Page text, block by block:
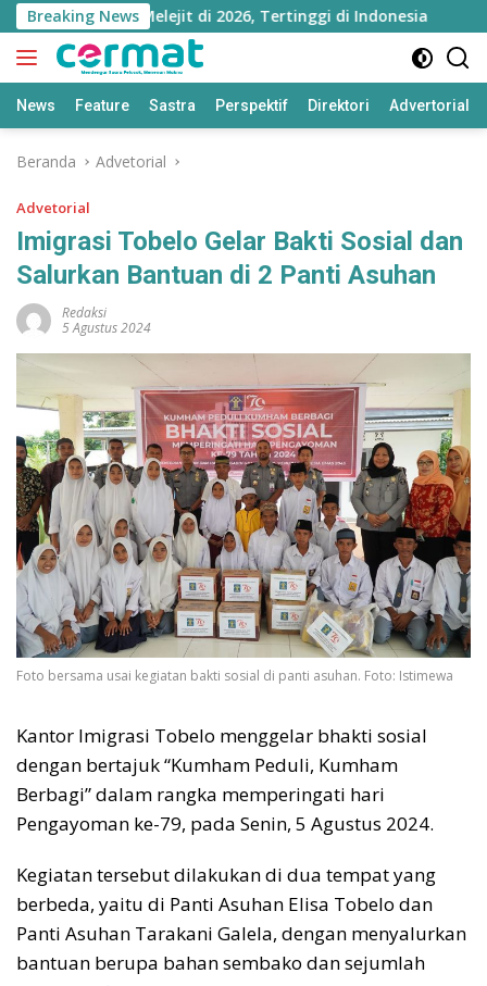
Langsung
ke
konten
Breaking News
Utara Melejit di 2026, Tertinggi di Indonesia
News Feature Sastra Perspektif Direktori Advertorial
Beranda Advetorial
Advetorial
Imigrasi Tobelo Gelar Bakti Sosial dan
Salurkan Bantuan di 2 Panti Asuhan
Redaksi
5 Agustus 2024
Foto bersama usai kegiatan bakti sosial di panti asuhan. Foto: Istimewa
Kantor Imigrasi Tobelo menggelar bhakti sosial
dengan bertajuk “Kumham Peduli, Kumham
Berbagi” dalam rangka memperingati hari
Pengayoman ke-79, pada Senin, 5 Agustus 2024.
Kegiatan tersebut dilakukan di dua tempat yang
berbeda, yaitu di Panti Asuhan Elisa Tobelo dan
Panti Asuhan Tarakani Galela, dengan menyalurkan
bantuan berupa bahan sembako dan sejumlah